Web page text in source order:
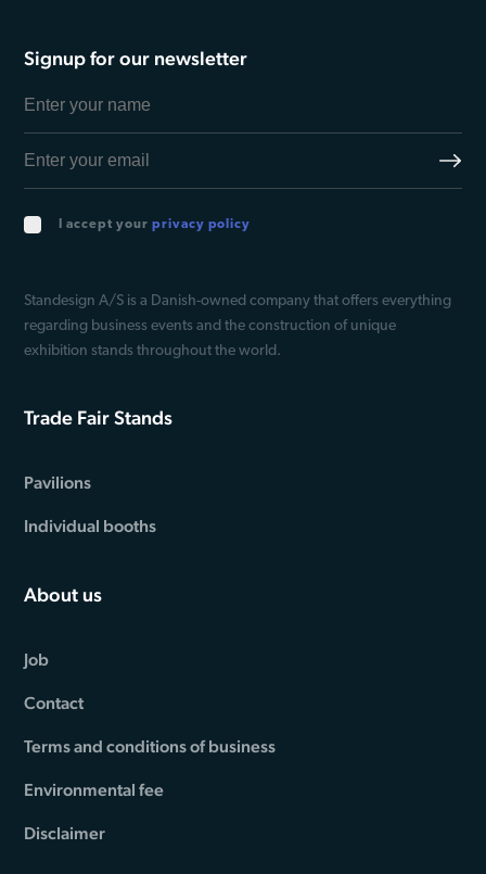
Signup for our newsletter
I accept your privacy policy
Standesign A/S is a Danish-owned company that offers everything
regarding business events and the construction of unique
exhibition stands throughout the world.
Trade Fair Stands
Pavilions
Individual booths
About us
Job
Contact
Terms and conditions of business
Environmental fee
Disclaimer